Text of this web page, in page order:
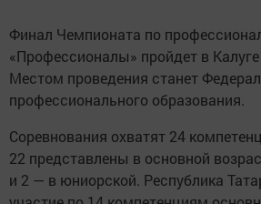
Финал Чемпионата по
«Профессионалы» пройдет в Калуге
Местом проведения станет
профессионального образования.
Соревнования охватят 24
22 представлены в основной
и 2 — в юниорской. Республика